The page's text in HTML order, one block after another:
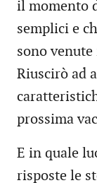
il momento
semplici e
sono
Riuscirò ad
prossima
E in quale
risposte le